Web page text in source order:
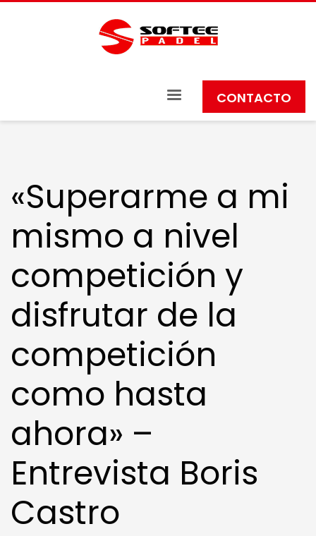
CONTACTO
«Superarme a mi
mismo a nivel
competición y
disfrutar de la
competición
como hasta
ahora» –
Entrevista Boris
Castro